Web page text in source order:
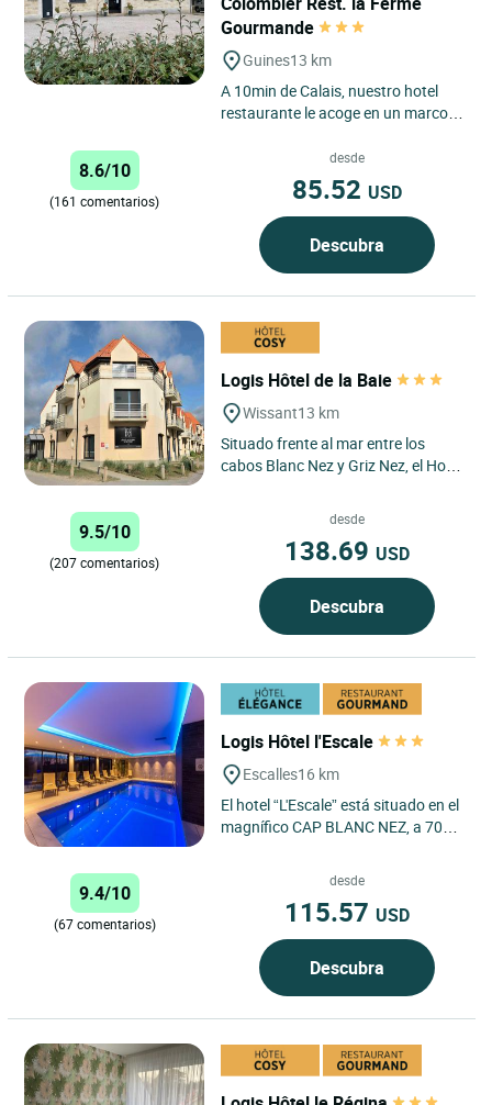
Gourmande
Guines13 km
A 10min de Calais, nuestro hotel
restaurante le acoge en un marco
tranquilidad de una antigua...
8.6/10
(161 comentarios)
desde
85.52 USD
Descubra
Logis Hôtel de la Baie
Wissant13 km
Situado frente al mar entre los
cabos Blanc Nez y Griz Nez, el Hotel
9.5/10
(207 comentarios)
desde
138.69 USD
Descubra
Logis Hôtel l'Escale
Escalles16 km
El hotel “L'Escale” está situado en el
magnífico CAP BLANC NEZ, a 700
9.4/10
(67 comentarios)
desde
115.57 USD
Descubra